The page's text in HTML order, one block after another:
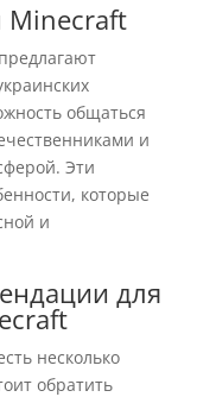
Minecraft
общаться
и
Эти
которые
и
для
несколько
обратить